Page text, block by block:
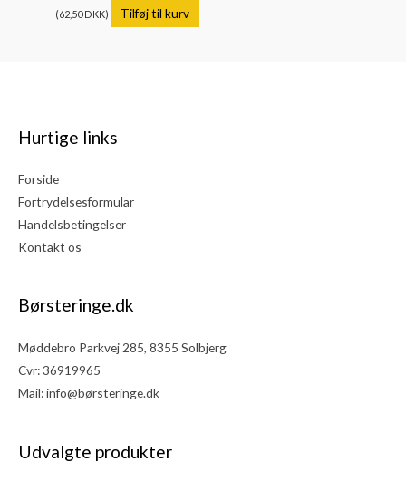
(62,50DKK) Tilføj til kurv
Hurtige links
Forside
Fortrydelsesformular
Handelsbetingelser
Kontakt os
Børsteringe.dk
Møddebro Parkvej 285, 8355 Solbjerg
Cvr: 36919965
Mail:info@børsteringe.dk
Udvalgte produkter